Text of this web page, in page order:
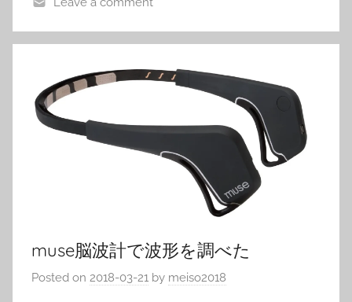
muse脳波計で波形を調べた
Posted on 2018-03-21 by meiso2018